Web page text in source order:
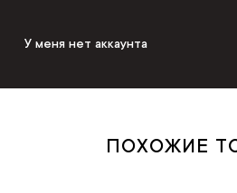
У меня нет аккаунта
ПОХОЖИЕ